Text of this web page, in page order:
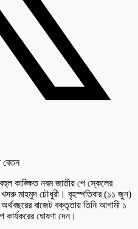
কাঙ্ক্ষিত নবম জাতীয় পে স্কেলের
খসরু মাহমুদ চৌধুরী। বৃহস্পতিবার (১১ জুন)
বাজেট বক্তৃতায় তিনি আগামী ১
ঘোষণা দেন।